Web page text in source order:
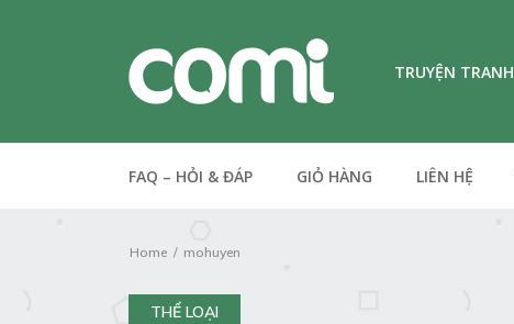
TRUYỆN TRANH
FAQ – HỎI & ĐÁP GIỎ HÀNG LIÊN HỆ
Home mohuyen
THỂ LOẠI